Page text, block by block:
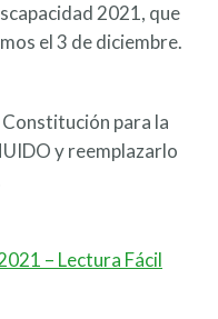
2021, que
el 3 de diciembre.
para la
y reemplazarlo
– Lectura Fácil